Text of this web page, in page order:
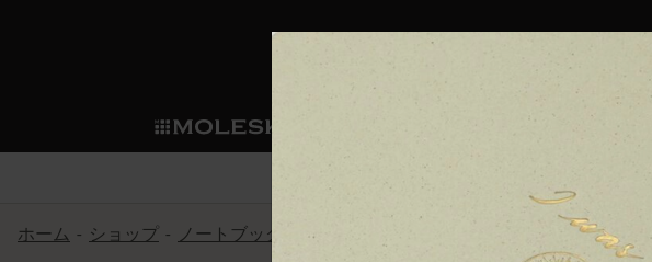
ショ
ノートブック
ノートブッ
The
ダイアリー
パーソナ
すべて見る
スマート
モレスキン
Blackwing
Reframe サ
ムーミン
キム・ジ
すべて見る
バックパッ
アートを
プロフェ
カントリ
ション
プライドを
Mardi
スマートライティング・シス
スマート
スマート
Notes
モレスキン
パーソ
ービス
サブカ
カスタムダイアリー
カスタムノートブック
モレスキンメンバーシップ
我々の歴史
今すぐメンバー登録
ウェルカムオファー: 次回のご購入時に10% オフと送料無料
ホーム ショップ ノートブック The Original Notebook クラシック ノートブ